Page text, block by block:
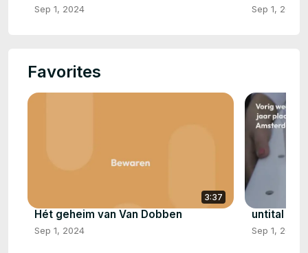
Sep 1, 2024 Sep 1, 2024
Favorites
3:37
Hét geheim van Van Dobben
Sep 1, 2024
untital
Sep 1, 2024